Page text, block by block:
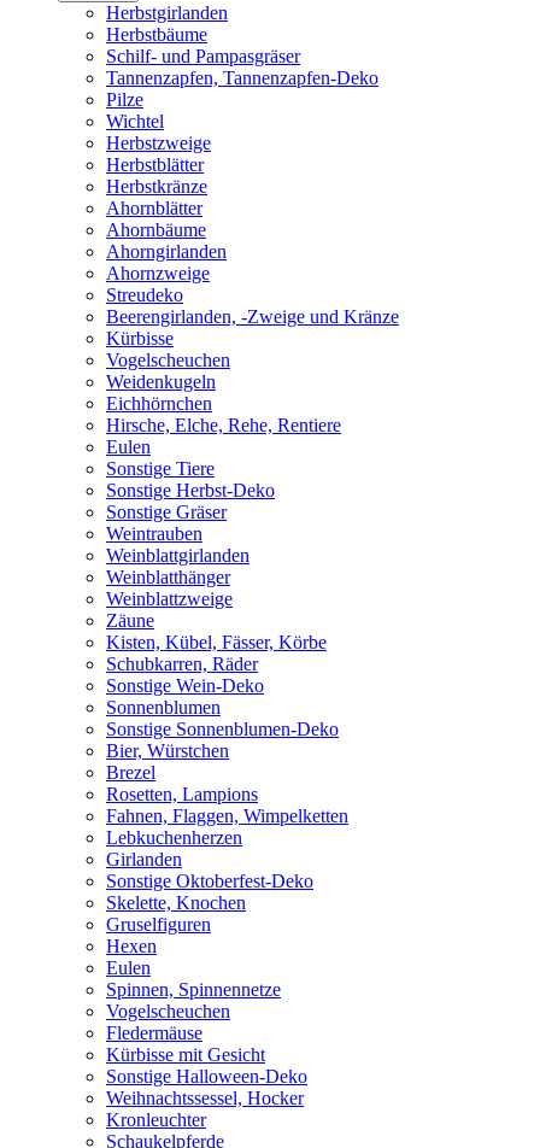
Herbstgirlanden
Herbstbäume
Schilf- und Pampasgräser
Tannenzapfen, Tannenzapfen-Deko
Pilze
Wichtel
Herbstzweige
Herbstblätter
Herbstkränze
Ahornblätter
Ahornbäume
Ahorngirlanden
Ahornzweige
Streudeko
Beerengirlanden, -Zweige und Kränze
Kürbisse
Vogelscheuchen
Weidenkugeln
Eichhörnchen
Hirsche, Elche, Rehe, Rentiere
Eulen
Sonstige Tiere
Sonstige Herbst-Deko
Sonstige Gräser
Weintrauben
Weinblattgirlanden
Weinblatthänger
Weinblattzweige
Zäune
Kisten, Kübel, Fässer, Körbe
Schubkarren, Räder
Sonstige Wein-Deko
Sonnenblumen
Sonstige Sonnenblumen-Deko
Bier, Würstchen
Brezel
Rosetten, Lampions
Fahnen, Flaggen, Wimpelketten
Lebkuchenherzen
Girlanden
Sonstige Oktoberfest-Deko
Skelette, Knochen
Gruselfiguren
Hexen
Eulen
Spinnen, Spinnennetze
Vogelscheuchen
Fledermäuse
Kürbisse mit Gesicht
Sonstige Halloween-Deko
Weihnachtssessel, Hocker
Kronleuchter
Schaukelpferde